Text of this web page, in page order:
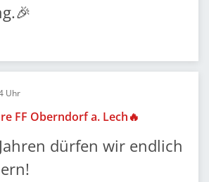
Uhr
FF Oberndorf a. Lech🔥
dürfen wir endlich